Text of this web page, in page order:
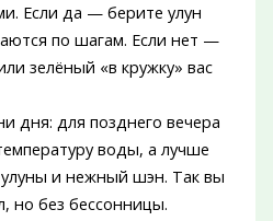
Если да — берите улун
по шагам. Если нет —
зелёный «в кружку» вас
дня: для позднего вечера
воды, а лучше
улуны и нежный шэн. Так вы
но без бессонницы.